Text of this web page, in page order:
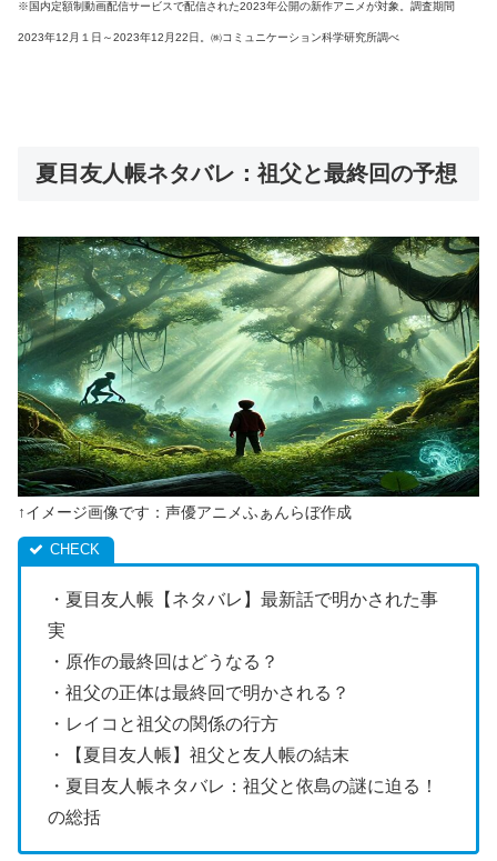
※国内定額制動画配信サービスで配信された2023年公開の新作アニメが対象。 調査期間
2023年12月１日～2023年12月22日。㈱コミュニケーション科学研究所調べ
夏目友人帳ネタバレ：祖父と最終回の予想
↑イメージ画像です：声優アニメふぁんらぼ作成
・夏目友人帳【ネタバレ】最新話で明かされた事
実
・原作の最終回はどうなる？
・祖父の正体は最終回で明かされる？
・レイコと祖父の関係の行方
・【夏目友人帳】祖父と友人帳の結末
・夏目友人帳ネタバレ：祖父と依島の謎に迫る！
の総括